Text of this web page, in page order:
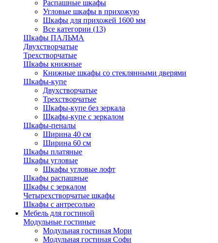
Распашные шкафы
Угловые шкафы в прихожую
Шкафы для прихожей 1600 мм
Все категории (13)
Шкафы ПАЛЬМА
Двухстворчатые
Трехстворчатые
Шкафы книжные
Книжные шкафы со стеклянными дверями
Шкафы-купе
Двухстворчатые
Трехстворчатые
Шкафы-купе без зеркала
Шкафы-купе с зеркалом
Шкафы-пеналы
Ширина 40 см
Ширина 60 см
Шкафы платяные
Шкафы угловые
Шкафы угловые лофт
Шкафы распашные
Шкафы с зеркалом
Четырехстворчатые шкафы
Шкафы с антресолью
Мебель для гостиной
Модульные гостиные
Модульная гостиная Мори
Модульная гостиная Софи